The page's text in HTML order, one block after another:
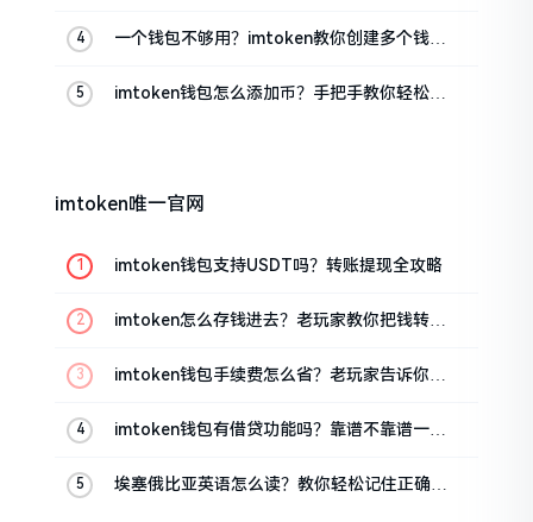
一个钱包不够用？imtoken教你创建多个钱包
imtoken钱包怎么添加币？手把手教你轻松搞
imtoken唯一官网
imtoken钱包支持USDT吗？转账提现全攻略
imtoken怎么存钱进去？老玩家教你把钱转进
imtoken钱包手续费怎么省？老玩家告诉你几
imtoken钱包有借贷功能吗？靠谱不靠谱一文
埃塞俄比亚英语怎么读？教你轻松记住正确发